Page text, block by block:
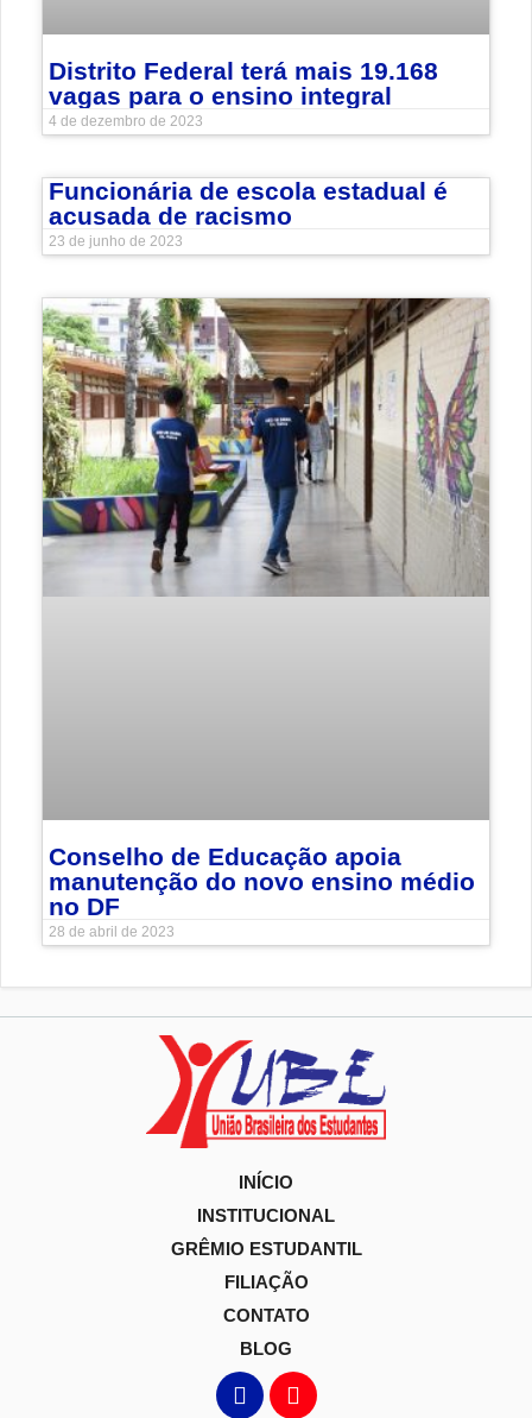
Distrito Federal terá mais 19.168
vagas para o ensino integral
4 de dezembro de 2023
Funcionária de escola estadual é
acusada de racismo
23 de junho de 2023
Conselho de Educação apoia
manutenção do novo ensino médio
no DF
28 de abril de 2023
INÍCIO
INSTITUCIONAL
GRÊMIO ESTUDANTIL
FILIAÇÃO
CONTATO
BLOG